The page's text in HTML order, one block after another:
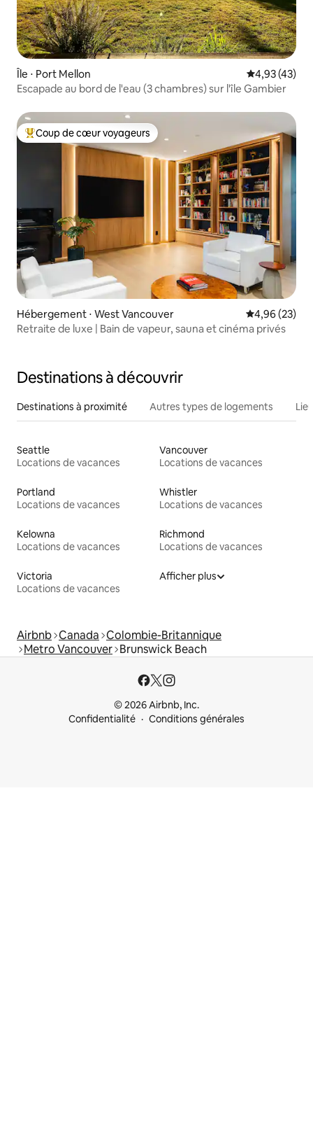
Île ⋅ Port Mellon Évaluation
4,93 (43)
Escapade au bord de l'eau (3 chambres) sur l'île Gambier
Coups de cœur voyageurs les plus appréciés
Coup de cœur voyageurs
Hébergement ⋅ West Vancouver Évaluation
4,96 (23)
Retraite de luxe | Bain de vapeur, sauna et cinéma privés
Destinations à découvrir
Destinations à proximité Autres types de logements
Seattle
Locations de vacances
Vancouver
Locations de vacances
Portland
Locations de vacances
Whistler
Locations de vacances
Kelowna
Locations de vacances
Richmond
Locations de vacances
Victoria
Locations de vacances
Afficher plus
Airbnb Canada Colombie-Britannique
Metro Vancouver Brunswick Beach
© 2026 Airbnb, Inc.
Confidentialité
Conditions générales